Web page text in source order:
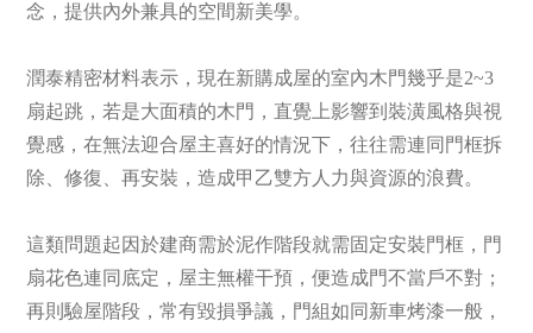
念，提供內外兼具的空間新美學。
潤泰精密材料表示，現在新購成屋的室內木門幾乎是2~3
扇起跳，若是大面積的木門，直覺上影響到裝潢風格與視
覺感，在無法迎合屋主喜好的情況下，往往需連同門框拆
除、修復、再安裝，造成甲乙雙方人力與資源的浪費。
這類問題起因於建商需於泥作階段就需固定安裝門框，門
扇花色連同底定，屋主無權干預，便造成門不當戶不對；
再則驗屋階段，常有毀損爭議，門組如同新車烤漆一般，